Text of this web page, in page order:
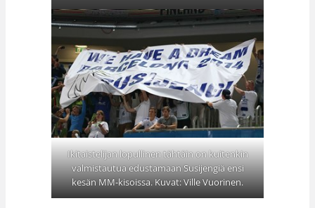
Ikitaistelijan lopullinen tähtäin on kuitenkin
valmistautua edustamaan Susijengiä ensi
kesän MM-kisoissa. Kuvat: Ville Vuorinen.